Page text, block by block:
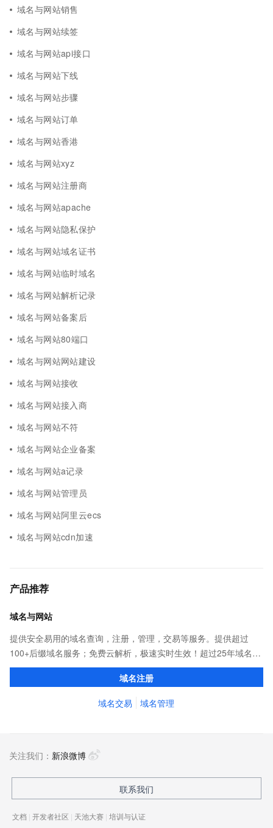
域名与网站销售
域名与网站续签
域名与网站api接口
域名与网站下线
域名与网站步骤
域名与网站订单
域名与网站香港
域名与网站xyz
域名与网站注册商
域名与网站apache
域名与网站隐私保护
域名与网站域名证书
域名与网站临时域名
域名与网站解析记录
域名与网站备案后
域名与网站80端口
域名与网站网站建设
域名与网站接收
域名与网站接入商
域名与网站不符
域名与网站企业备案
域名与网站a记录
域名与网站管理员
域名与网站阿里云ecs
域名与网站cdn加速
产品推荐
域名与网站
提供安全易用的域名查询，注册，管理，交易等服务。提供超过
100+后缀域名服务；免费云解析，极速实时生效！超过25年域名服
务经验，累计超过4000万个域名在阿里云注册，连续多年市场NO.1
域名注册
域名交易 域名管理
关注我们： 新浪微博
联系我们
文档 | 开发者社区 | 天池大赛 | 培训与认证